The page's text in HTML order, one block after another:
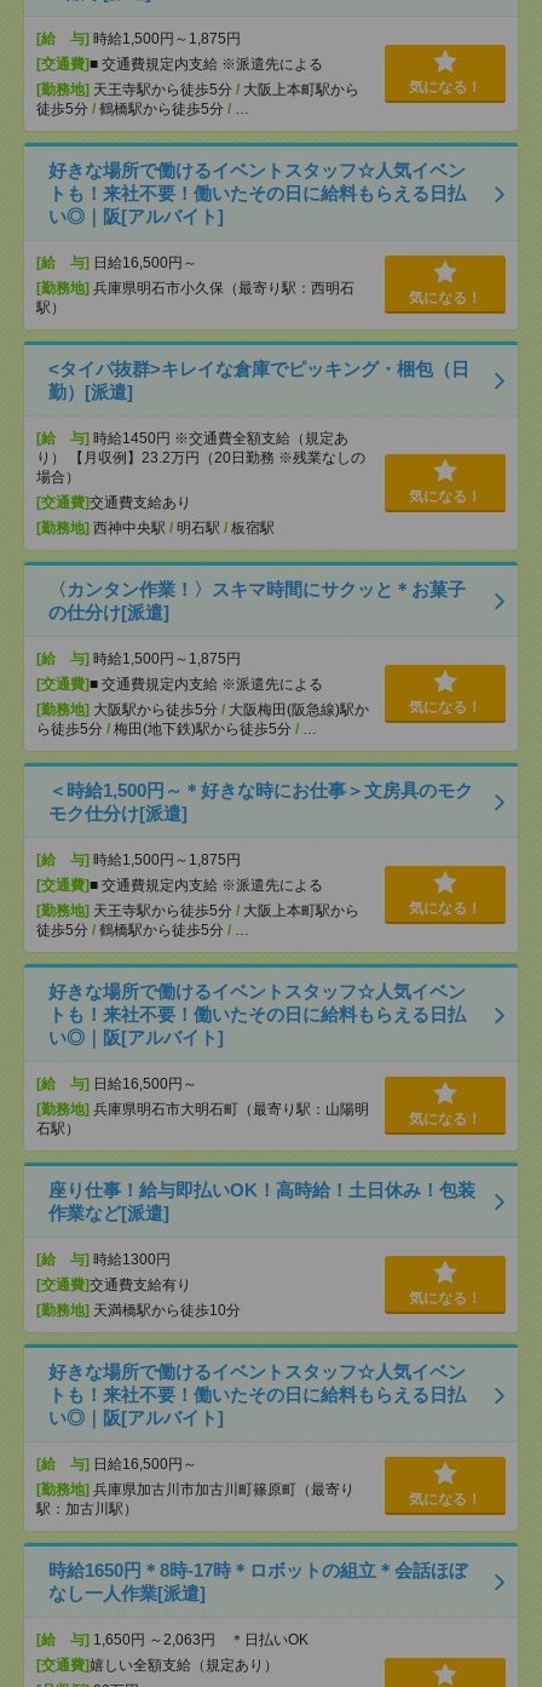
[給 与] 時給1,500円～1,875円
[交通費]■ 交通費規定内支給 ※派遣先による
[勤務地] 天王寺駅から徒歩5分 / 大阪上本町駅から
徒歩5分 / 鶴橋駅から徒歩5分 / …
気になる！
好きな場所で働けるイベントスタッフ☆人気イベン
トも！来社不要！働いたその日に給料もらえる日払
い◎｜阪[アルバイト]
[給 与] 日給16,500円～
[勤務地] 兵庫県明石市小久保（最寄り駅：西明石
駅）
気になる！
<タイパ抜群>キレイな倉庫でピッキング・梱包（日
勤）[派遣]
[給 与] 時給1450円 ※交通費全額支給（規定あ
り） 【月収例】23.2万円（20日勤務 ※残業なしの
場合）
[交通費]交通費支給あり
[勤務地] 西神中央駅 / 明石駅 / 板宿駅
気になる！
〈カンタン作業！〉スキマ時間にサクッと＊お菓子
の仕分け[派遣]
[給 与] 時給1,500円～1,875円
[交通費]■ 交通費規定内支給 ※派遣先による
[勤務地] 大阪駅から徒歩5分 / 大阪梅田(阪急線)駅か
ら徒歩5分 / 梅田(地下鉄)駅から徒歩5分 / …
気になる！
＜時給1,500円～＊好きな時にお仕事＞文房具のモク
モク仕分け[派遣]
[給 与] 時給1,500円～1,875円
[交通費]■ 交通費規定内支給 ※派遣先による
[勤務地] 天王寺駅から徒歩5分 / 大阪上本町駅から
徒歩5分 / 鶴橋駅から徒歩5分 / …
気になる！
好きな場所で働けるイベントスタッフ☆人気イベン
トも！来社不要！働いたその日に給料もらえる日払
い◎｜阪[アルバイト]
[給 与] 日給16,500円～
[勤務地] 兵庫県明石市大明石町（最寄り駅：山陽明
石駅）
気になる！
座り仕事！給与即払いOK！高時給！土日休み！包装
作業など[派遣]
[給 与] 時給1300円
[交通費]交通費支給有り
[勤務地] 天満橋駅から徒歩10分
気になる！
好きな場所で働けるイベントスタッフ☆人気イベン
トも！来社不要！働いたその日に給料もらえる日払
い◎｜阪[アルバイト]
[給 与] 日給16,500円～
[勤務地] 兵庫県加古川市加古川町篠原町（最寄り
駅：加古川駅）
気になる！
時給1650円＊8時-17時＊ロボットの組立＊会話ほぼ
なし一人作業[派遣]
[給 与] 1,650円 ～2,063円 ＊日払いOK
[交通費]嬉しい全額支給（規定あり）